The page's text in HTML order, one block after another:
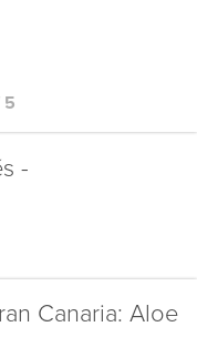
5
-
Canaria: Aloe